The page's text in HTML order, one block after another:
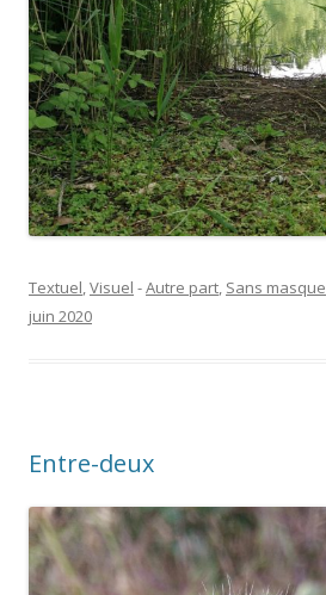
Textuel,Visuel -Autre part, Sans masque
juin 2020
Entre-deux